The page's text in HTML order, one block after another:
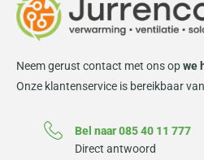
Neem gerust contact met ons opwe
Onze klantenservice is bereikbaar
Bel naar 085 40 11 777
Direct antwoord